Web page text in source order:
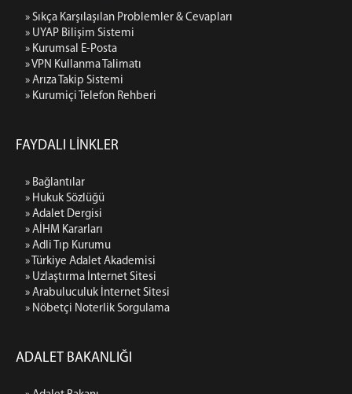
Arıza Takip Sistemi
Arıza Takip Sistemi
Kurumiçi Telefon Rehberi
Kurumiçi Telefon Rehberi
ŞİFRE
Bilgisayar Açılış Şifresi Alma
Haberci Şifresi Alma
Mail Şifresi Alma
E-İmza Yeni Şifre Alma & Kilit Çözme
E-İmza Geçerlilik Süresi Kontrolü
E-İmza Şifresini Değiştirme
E-İmza Kayıp Çalıntı Süreci
E-Onay İşlemleri
İLETİŞİM
» Sıkça Karşılaşılan Problemler & Cevapları
» UYAP Bilişim Sistemi
» Kurumsal E-Posta
» VPN Kullanma Talimatı
» Arıza Takip Sistemi
» Kurumiçi Telefon Rehberi
FAYDALI LİNKLER
» Bağlantılar
» Hukuk Sözlüğü
» Adalet Dergisi
» AİHM Kararları
» Adli Tıp Kurumu
» Türkiye Adalet Akademisi
» Uzlaştırma İnternet Sitesi
» Arabuluculuk İnternet Sitesi
» Nöbetçi Noterlik Sorgulama
ADALET BAKANLIĞI